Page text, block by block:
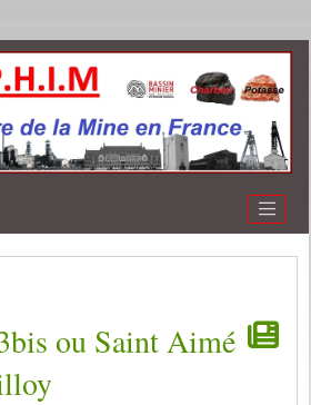
ou Saint Aimé